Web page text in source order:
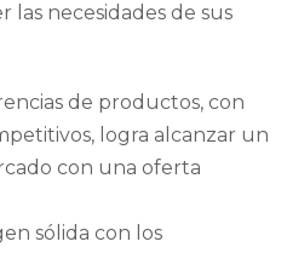
las necesidades de sus
de productos, con
logra alcanzar un
con una oferta
sólida con los